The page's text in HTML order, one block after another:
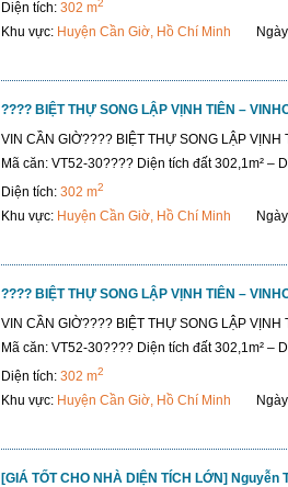
Diện tích: 302 m2
Khu vực: Huyện Cần Giờ, Hồ Chí Minh
???? BIỆT THỰ SONG LẬP VỊNH TIÊN –
VIN CẦN GIỜ???? BIỆT THỰ SONG LẬP VỊNH
Mã căn: VT52-30???? Diện tích đất 302,1m² –
Diện tích: 302 m2
Khu vực: Huyện Cần Giờ, Hồ Chí Minh
???? BIỆT THỰ SONG LẬP VỊNH TIÊN –
VIN CẦN GIỜ???? BIỆT THỰ SONG LẬP VỊNH
Mã căn: VT52-30???? Diện tích đất 302,1m² –
Diện tích: 302 m2
Khu vực: Huyện Cần Giờ, Hồ Chí Minh
[GIÁ TỐT CHO NHÀ DIỆN TÍCH LỚN] Nguyễn